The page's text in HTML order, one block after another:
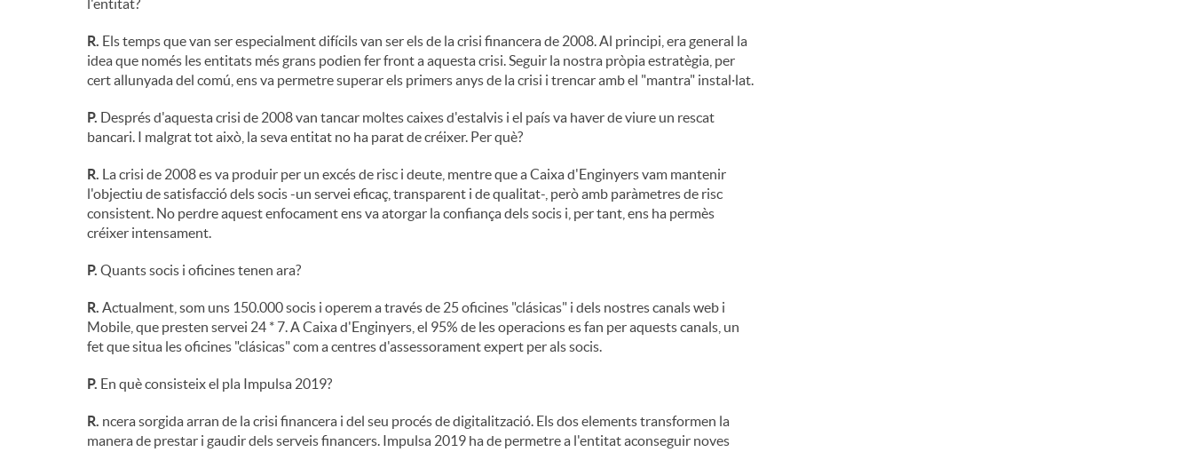
l'entitat?
R. Els temps que van ser especialment difícils van ser els de la crisi financera de 2008. Al principi, era general la
idea que només les entitats més grans podien fer front a aquesta crisi. Seguir la nostra pròpia estratègia, per
cert allunyada del comú, ens va permetre superar els primers anys de la crisi i trencar amb el "mantra" instal·lat.
P. Després d'aquesta crisi de 2008 van tancar moltes caixes d'estalvis i el país va haver de viure un rescat
bancari. I malgrat tot això, la seva entitat no ha parat de créixer. Per què?
R. La crisi de 2008 es va produir per un excés de risc i deute, mentre que a Caixa d'Enginyers vam mantenir
l'objectiu de satisfacció dels socis -un servei eficaç, transparent i de qualitat-, però amb paràmetres de risc
consistent. No perdre aquest enfocament ens va atorgar la confiança dels socis i, per tant, ens ha permès
créixer intensament.
P. Quants socis i oficines tenen ara?
R. Actualment, som uns 150.000 socis i operem a través de 25 oficines "clásicas" i dels nostres canals web i
Mobile, que presten servei 24 * 7. A Caixa d'Enginyers, el 95% de les operacions es fan per aquests canals, un
fet que situa les oficines "clásicas" com a centres d'assessorament expert per als socis.
P. En què consisteix el pla Impulsa 2019?
R. ncera sorgida arran de la crisi financera i del seu procés de digitalització. Els dos elements transformen la
manera de prestar i gaudir dels serveis financers. Impulsa 2019 ha de permetre a l'entitat aconseguir noves